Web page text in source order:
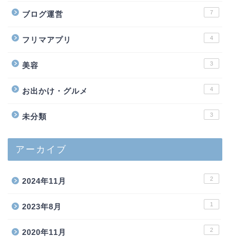
ブログ運営 7
フリマアプリ 4
美容 3
お出かけ・グルメ 4
未分類 3
アーカイブ
2024年11月 2
2023年8月 1
2020年11月 2